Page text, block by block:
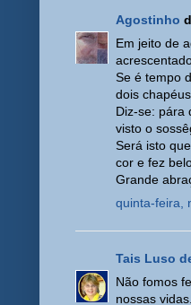
Agostinho
Em jeito de
Se é tempo
dois chapéus.
Diz-se: pára
visto o
Será isto
cor e fez
Grande
quinta-feira,
Tais Luso
Não fomos
nossas